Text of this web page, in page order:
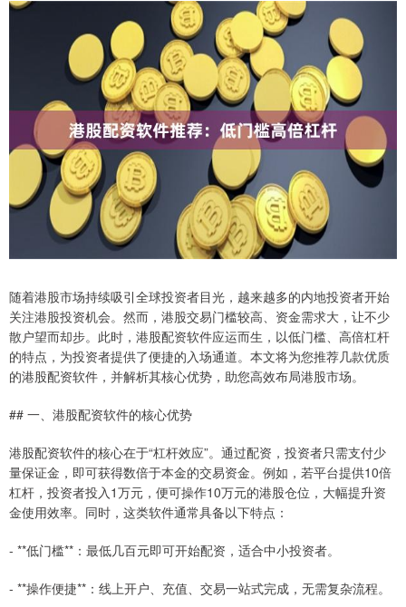
随着港股市场持续吸引全球投资者目光，越来越多的内地投资者开始
关注港股投资机会。然而，港股交易门槛较高、资金需求大，让不少
散户望而却步。此时，港股配资软件应运而生，以低门槛、高倍杠杆
的特点，为投资者提供了便捷的入场通道。本文将为您推荐几款优质
的港股配资软件，并解析其核心优势，助您高效布局港股市场。
## 一、港股配资软件的核心优势
港股配资软件的核心在于“杠杆效应”。通过配资，投资者只需支付少
量保证金，即可获得数倍于本金的交易资金。例如，若平台提供10倍
杠杆，投资者投入1万元，便可操作10万元的港股仓位，大幅提升资
金使用效率。同时，这类软件通常具备以下特点：
- **低门槛**：最低几百元即可开始配资，适合中小投资者。
- **操作便捷**：线上开户、充值、交易一站式完成，无需复杂流程。